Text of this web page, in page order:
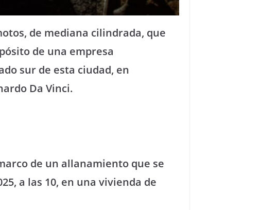
de mediana cilindrada, que
de una empresa
sur de esta ciudad, en
Da Vinci.
de un allanamiento que se
a las 10, en una vivienda de